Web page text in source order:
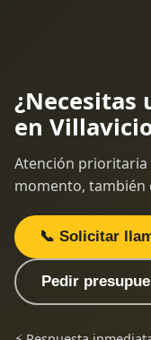
¿Necesitas
en
Atención
momento, también
📞 Solicitar
Pedir